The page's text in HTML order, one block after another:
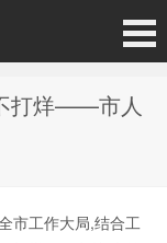
打烊——市人
工作大局,结合工